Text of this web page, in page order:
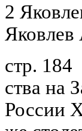
2
стр. 184
ства на
России